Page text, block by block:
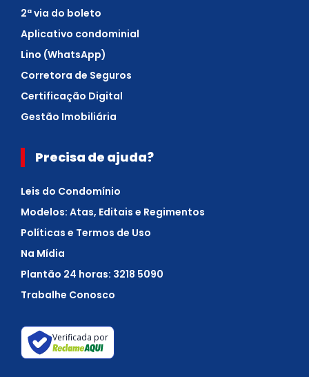
2ª via do boleto
Aplicativo condominial
Lino (WhatsApp)
Corretora de Seguros
Certificação Digital
Gestão Imobiliária
Precisa de ajuda?
Leis do Condomínio
Modelos: Atas, Editais e Regimentos
Políticas e Termos de Uso
Na Mídia
Plantão 24 horas: 3218 5090
Trabalhe Conosco
Verificada por